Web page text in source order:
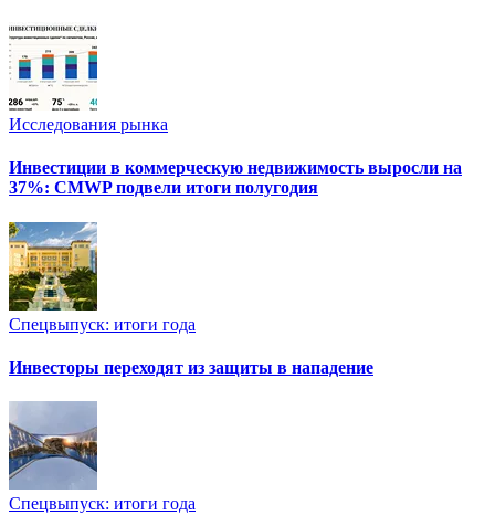
Исследования рынка
Инвестиции в коммерческую недвижимость выросли на
37%: CMWP подвели итоги полугодия
Спецвыпуск: итоги года
Инвесторы переходят из защиты в нападение
Спецвыпуск: итоги года